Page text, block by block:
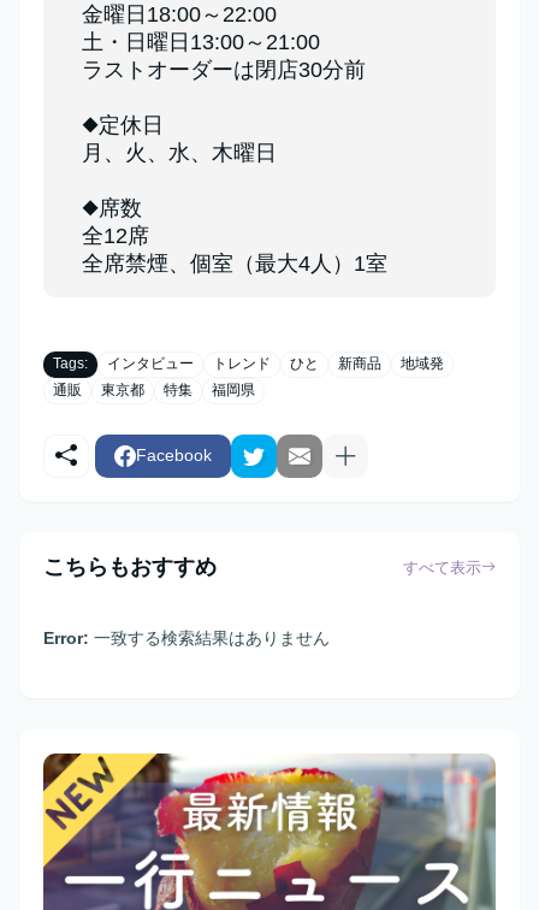
金曜日18:00～22:00
土・日曜日13:00～21:00
ラストオーダーは閉店30分前
◆定休日
月、火、水、木曜日
◆席数
全12席
全席禁煙、個室（最大4人）1室
Tags: インタビュー トレンド ひと 新商品
地域発
通販
東京都 特集 福岡県
Facebook
こちらもおすすめ すべて表示
Error: 一致する検索結果はありません